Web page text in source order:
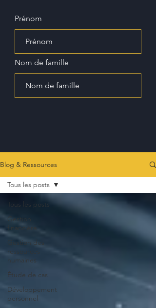
Prénom
Nom de famille
Blog & Ressources
Tous les posts
Gestion
financière
Gestion des
ressources
humaines
Étude de cas
Développement
personnel
Tous les posts